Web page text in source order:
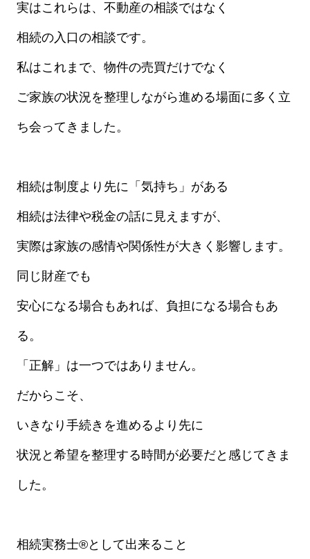
実はこれらは、不動産の相談ではなく
相続の入口の相談です。
私はこれまで、物件の売買だけでなく
ご家族の状況を整理しながら進める場面に多く立
ち会ってきました。
相続は制度より先に「気持ち」がある
相続は法律や税金の話に見えますが、
実際は家族の感情や関係性が大きく影響します。
同じ財産でも
安心になる場合もあれば、負担になる場合もあ
る。
「正解」は一つではありません。
だからこそ、
いきなり手続きを進めるより先に
状況と希望を整理する時間が必要だと感じてきま
した。
相続実務士®として出来ること